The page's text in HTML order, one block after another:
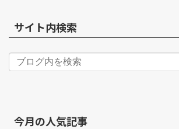
サイト内検索
今月の人気記事